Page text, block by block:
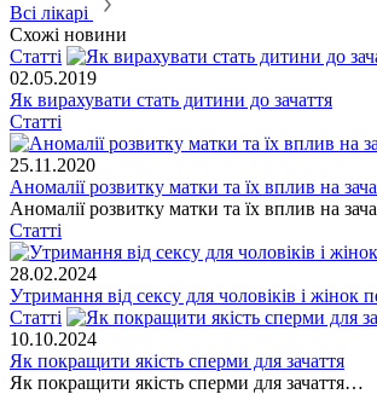
Всі лікарі
Схожі новини
Статті
02.05.2019
Як вирахувати стать дитини до зачаття
Статті
25.11.2020
Аномалії розвитку матки та їх вплив на
Аномалії розвитку матки та їх вплив на
Статті
28.02.2024
Утримання від сексу для чоловіків і жінок
Статті
10.10.2024
Як покращити якість сперми для зачаття
Як покращити якість сперми для зачаття…